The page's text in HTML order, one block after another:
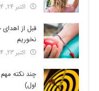
اکتبر 24, 2024
قبل از
نخوریم
اکتبر 23, 2024
چند نکته
اول)